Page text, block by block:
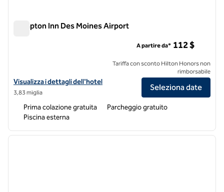
Hampton Inn Des Moines Airport
Visualizza i dettagli dell'hotel Hampton Inn Des Moines-Airport
Visualizza i dettagli dell'hotel
3,83 miglia
A partire da* 112 $
Tariffa con sconto Hilton Honors non
rimborsabile
Seleziona date
Prima colazione gratuita
Parcheggio gratuito
Piscina esterna
1 di 12